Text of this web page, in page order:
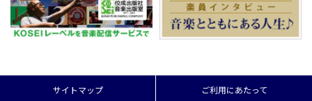
サイトマップ ご利用にあたって